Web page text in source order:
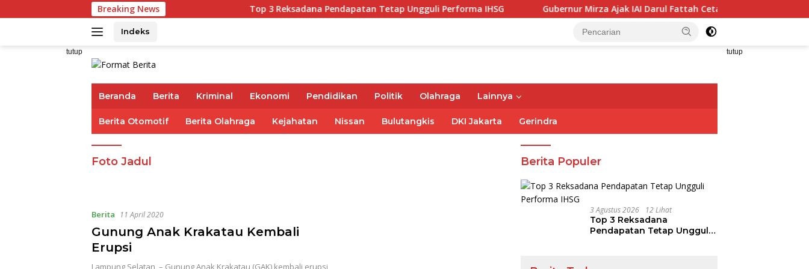
ke
Breaking News Top 3 Reksadana Pendapatan Tetap Ungguli Performa IHSG Gubernur Mirza Ajak IAI Darul Fattah Cetak SDM Adaptif Berlandaskan
Indeks
tutup tutup
Beranda Berita Kriminal Ekonomi Pendidikan Politik Olahraga Lainnya
Berita Otomotif Berita Olahraga Kejahatan Nissan Bulutangkis DKI Jakarta Gerindra
Foto Jadul
Berita 11 April 2020
Gunung Anak Krakatau Kembali
Erupsi
Lampung Selatan, – Gunung Anak Krakatau (GAK) kembali erupsi
Berita Populer
3 Agustus 2026 12 Lihat
Top 3 Reksadana
Pendapatan Tetap Ungguli